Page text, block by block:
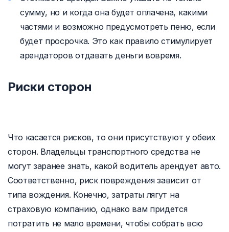
сумму, но и когда она будет оплачена, какими
частями и возможно предусмотреть пеню, если
будет просрочка. Это как правило стимулирует
арендаторов отдавать деньги вовремя.
Риски сторон
Что касается рисков, то они присутствуют у обеих
сторон. Владельцы транспортного средства не
могут заранее знать, какой водитель арендует авто.
Соответственно, риск повреждения зависит от
типа вождения. Конечно, затраты лягут на
страховую компанию, однако вам придется
потратить не мало времени, чтобы собрать всю